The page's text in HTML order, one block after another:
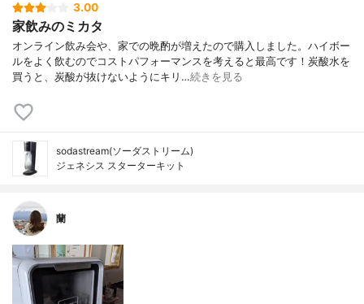
3.00
家飲みのミカタ
オンライン飲み会や、家での晩酌が増えたので購入しました。ハイボー
ルをよく飲むのでコストパフォーマンスを考えると最高です！炭酸水を
買うと、炭酸が抜けないようにキリ…続きを見る
sodastream(ソーダストリーム)
ジェネシス スターターキット
蘭